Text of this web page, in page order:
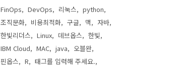
FinOps DevOps 리눅스
python
조직문화
비용최적화 구글 맥
자바
한빛리더스
Linux 데브옵스
한빛
IBM Cloud
MAC java
오블완
핀옵스
R
태그를 입력해 주세요.